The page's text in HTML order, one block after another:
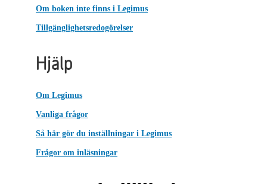
Om boken inte finns i Legimus
Tillgänglighetsredogörelser
Hjälp
Om Legimus
Vanliga frågor
Så här gör du inställningar i Legimus
Frågor om inläsningar